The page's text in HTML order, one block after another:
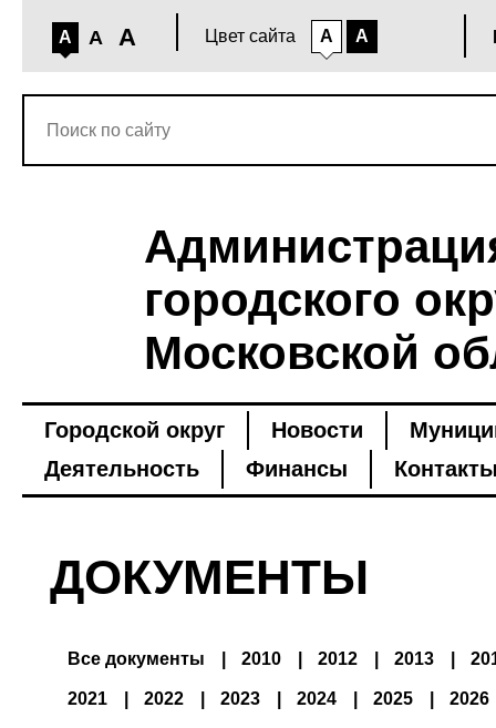
A A A Цвет сайта A A
городского
Московской
Городской округ Новости
Деятельность
Финансы
ДОКУМЕНТЫ
Все документы 2010 2012 2013
2021 2022 2023 2024 2025 2026